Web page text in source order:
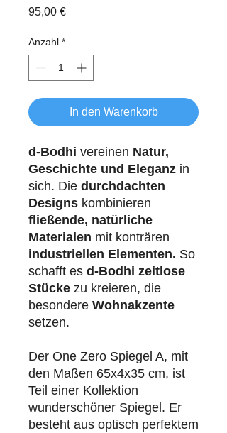
95,00 €Preis
Anzahl *
In den Warenkorb
d-Bodhi vereinen Natur,
Geschichte und Eleganz in
sich. Die durchdachten
Designs kombinieren
fließende, natürliche
Materialen mit konträren
industriellen Elementen. So
schafft es d-Bodhi zeitlose
Stücke zu kreieren, die
besondere Wohnakzente
setzen.
Der One Zero Spiegel A, mit
den Maßen 65x4x35 cm, ist
Teil einer Kollektion
wunderschöner Spiegel. Er
besteht aus optisch perfektem